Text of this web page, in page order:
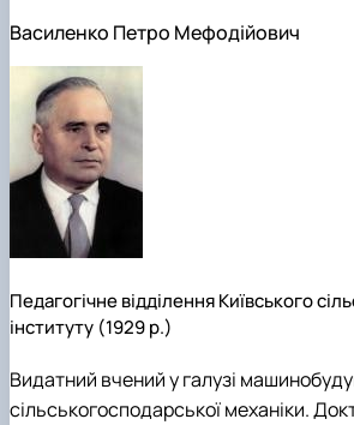
Василенко Петро Мефодійович
Педагогічне відділення Київського
інституту (1929 р.)
Видатний вчений у галузі
сільськогосподарської механіки.